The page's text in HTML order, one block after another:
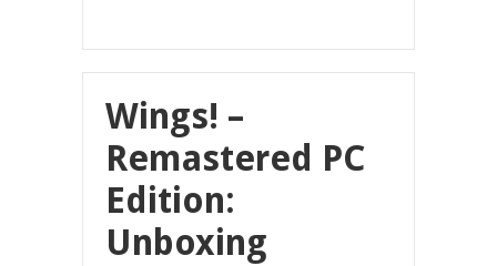
Wings! –
Remastered PC
Edition:
Unboxing